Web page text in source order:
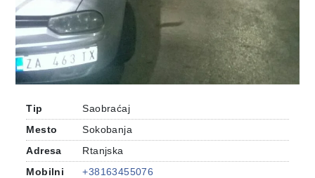
Tip
Saobraćaj
Mesto
Sokobanja
Adresa
Rtanjska
Mobilni
+38163455076